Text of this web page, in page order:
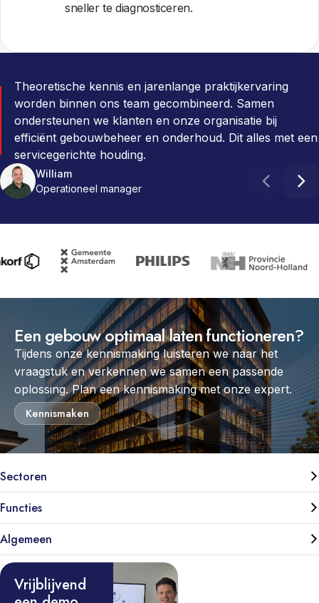
sneller te diagnosticeren.
Theoretische kennis en jarenlange praktijkervaring
worden binnen ons team gecombineerd. Samen
ondersteunen we klanten en onze organisatie bij
efficiënt gebouwbeheer en onderhoud. Dit alles met een
servicegerichte houding.
William
Operationeel manager
Robbert
Anne
PULSE Consultant
Roderik
Barry
Manager PULSE CORE
Een gebouw optimaal laten functioneren?
Tijdens onze kennismaking luisteren we naar het
vraagstuk en verkennen we samen een passende
oplossing. Plan een kennismaking met onze expert.
Kennismaken
Sectoren
Functies
Algemeen
Vrijblijvend